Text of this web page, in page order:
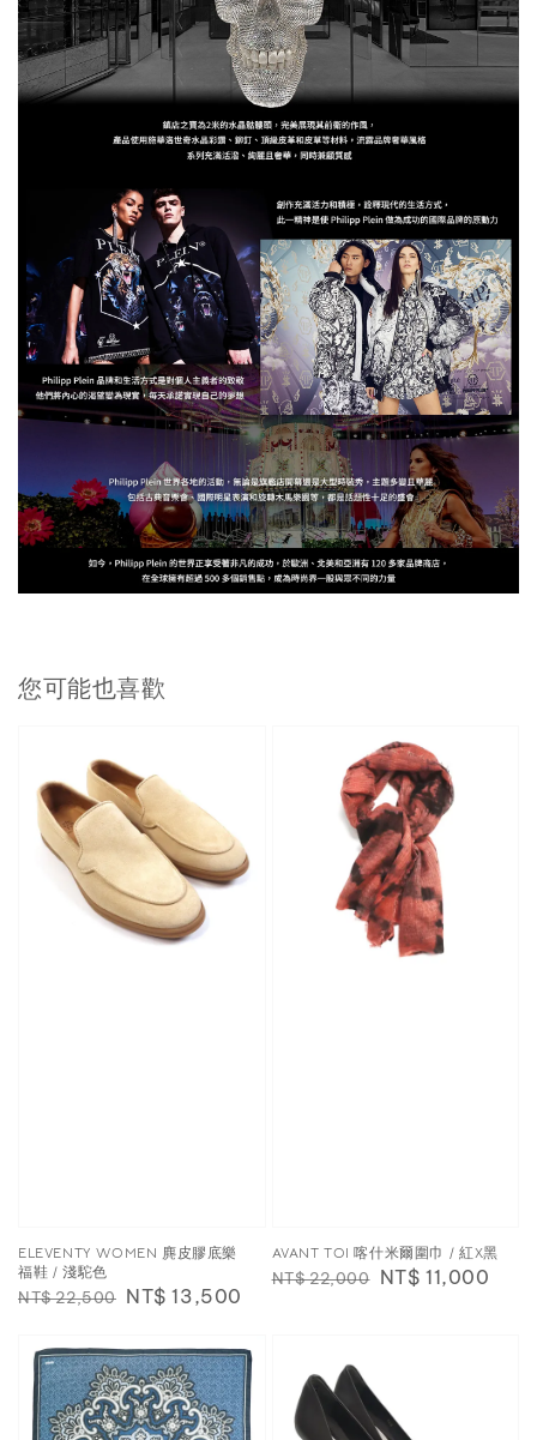
您可能也喜歡
ELEVENTY WOMEN 麂皮膠底樂
福鞋 / 淺駝色
Regular
NT$ 22,500 Sale
NT$ 13,500
AVANT TOI 喀什米爾圍巾 / 紅X黑
Regular
NT$ 22,000 Sale
NT$ 11,000